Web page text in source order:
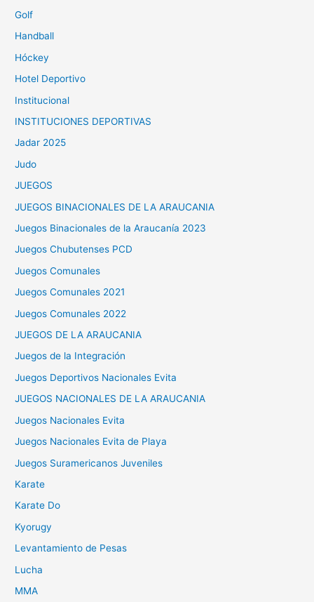
Golf
Handball
Hóckey
Hotel Deportivo
Institucional
INSTITUCIONES DEPORTIVAS
Jadar 2025
Judo
JUEGOS
JUEGOS BINACIONALES DE LA ARAUCANIA
Juegos Binacionales de la Araucanía 2023
Juegos Chubutenses PCD
Juegos Comunales
Juegos Comunales 2021
Juegos Comunales 2022
JUEGOS DE LA ARAUCANIA
Juegos de la Integración
Juegos Deportivos Nacionales Evita
JUEGOS NACIONALES DE LA ARAUCANIA
Juegos Nacionales Evita
Juegos Nacionales Evita de Playa
Juegos Suramericanos Juveniles
Karate
Karate Do
Kyorugy
Levantamiento de Pesas
Lucha
MMA